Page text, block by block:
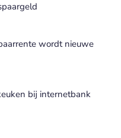
wordt nieuwe
bij internetbank